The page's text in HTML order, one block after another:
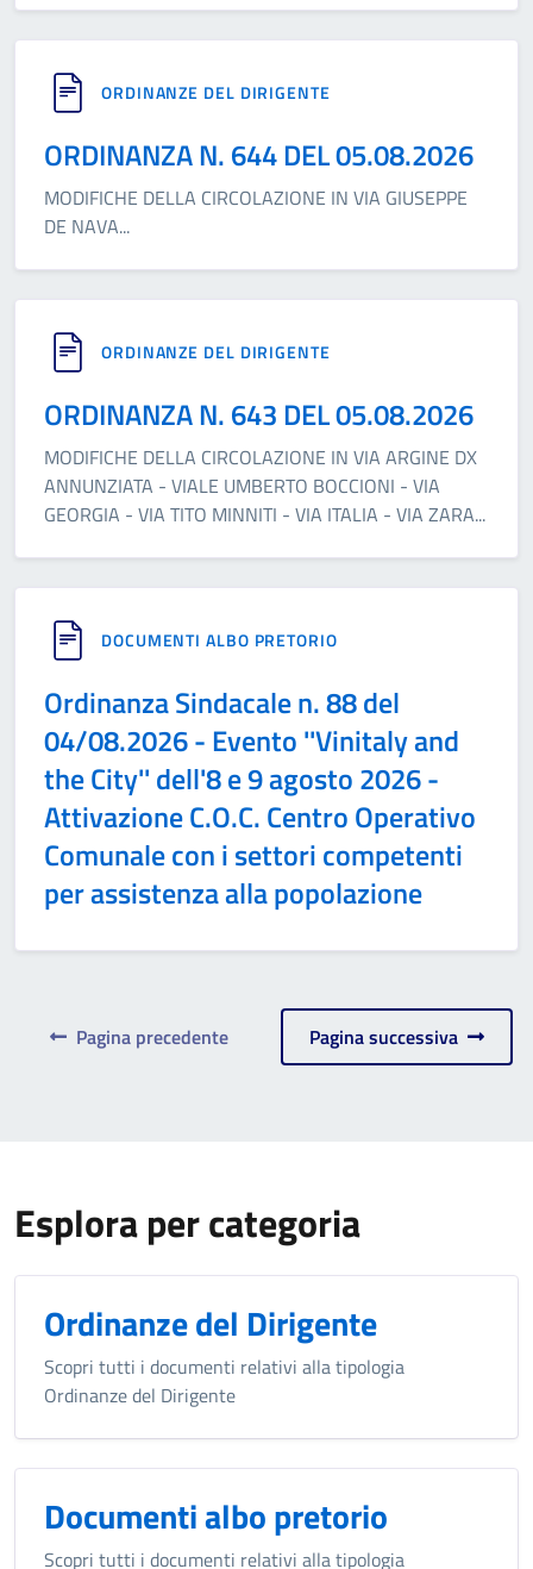
ORDINANZE DEL DIRIGENTE
ORDINANZA N. 644 DEL 05.08.2026
MODIFICHE DELLA CIRCOLAZIONE IN VIA GIUSEPPE
DE NAVA...
ORDINANZE DEL DIRIGENTE
ORDINANZA N. 643 DEL 05.08.2026
MODIFICHE DELLA CIRCOLAZIONE IN VIA ARGINE DX
ANNUNZIATA - VIALE UMBERTO BOCCIONI - VIA
GEORGIA - VIA TITO MINNITI - VIA ITALIA - VIA ZARA...
DOCUMENTI ALBO PRETORIO
Ordinanza Sindacale n. 88 del
04/08.2026 - Evento ''Vinitaly and
the City'' dell'8 e 9 agosto 2026 -
Attivazione C.O.C. Centro Operativo
Comunale con i settori competenti
per assistenza alla popolazione
Pagina precedente Pagina successiva
Esplora per categoria
Ordinanze del Dirigente
Scopri tutti i documenti relativi alla tipologia
Ordinanze del Dirigente
Documenti albo pretorio
Scopri tutti i documenti relativi alla tipologia